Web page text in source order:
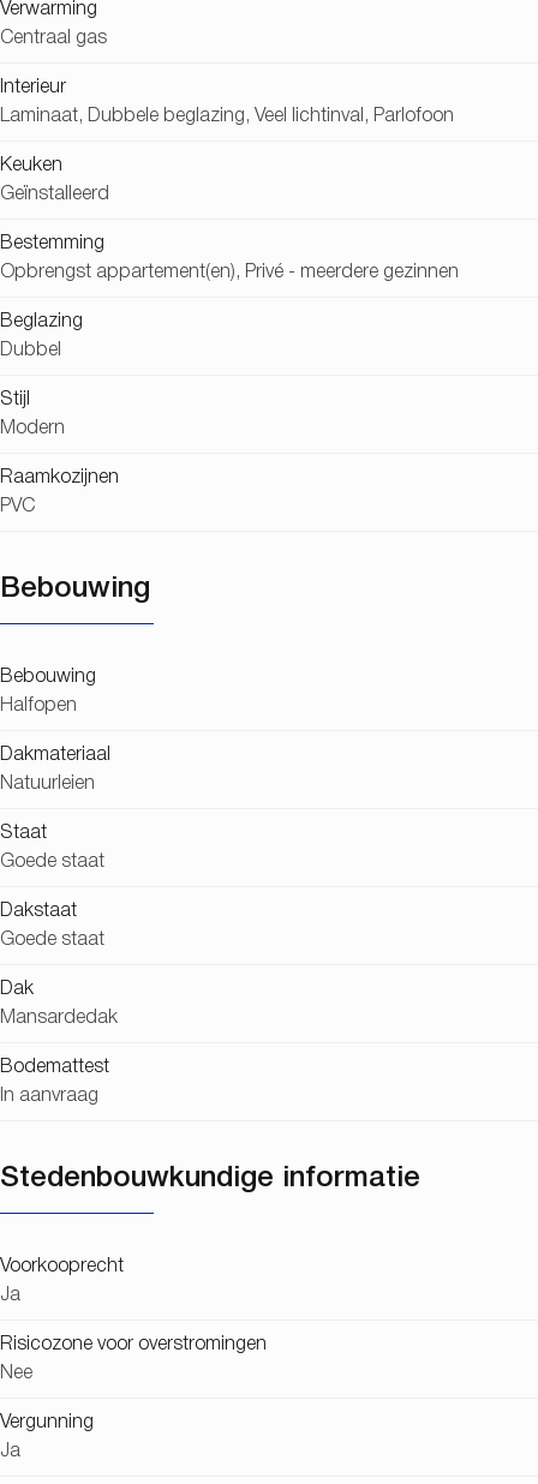
Verwarming
Centraal gas
Interieur
Laminaat, Dubbele beglazing, Veel lichtinval, Parlofoon
Keuken
Geïnstalleerd
Bestemming
Opbrengst appartement(en), Privé - meerdere gezinnen
Beglazing
Dubbel
Stijl
Modern
Raamkozijnen
PVC
Bebouwing
Bebouwing
Halfopen
Dakmateriaal
Natuurleien
Staat
Goede staat
Dakstaat
Goede staat
Dak
Mansardedak
Bodemattest
In aanvraag
Stedenbouwkundige informatie
Voorkooprecht
Ja
Risicozone voor overstromingen
Nee
Vergunning
Ja